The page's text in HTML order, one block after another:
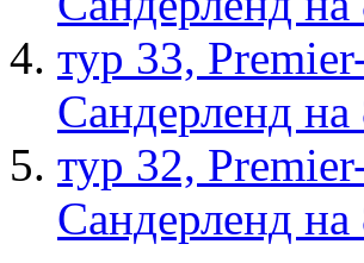
тур 33,
Сандерленд
тур 32,
Сандерленд